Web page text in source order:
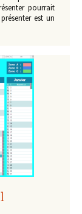
pourrait
est un